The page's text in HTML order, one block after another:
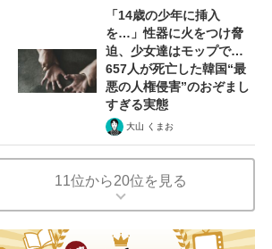
「14歳の少年に挿入
を…」性器に火をつけ脅
迫、少女達はモップで…
657人が死亡した韓国“最
悪の人権侵害”のおぞまし
すぎる実態
大山 くまお
11位から20位を見る